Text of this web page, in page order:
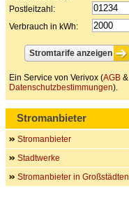
Postleitzahl:
Verbrauch in kWh:
Ein Service von Verivox (AGB &
Datenschutzbestimmungen).
Stromanbieter
Stromanbieter
Stadtwerke
Stromanbieter in Großstädten